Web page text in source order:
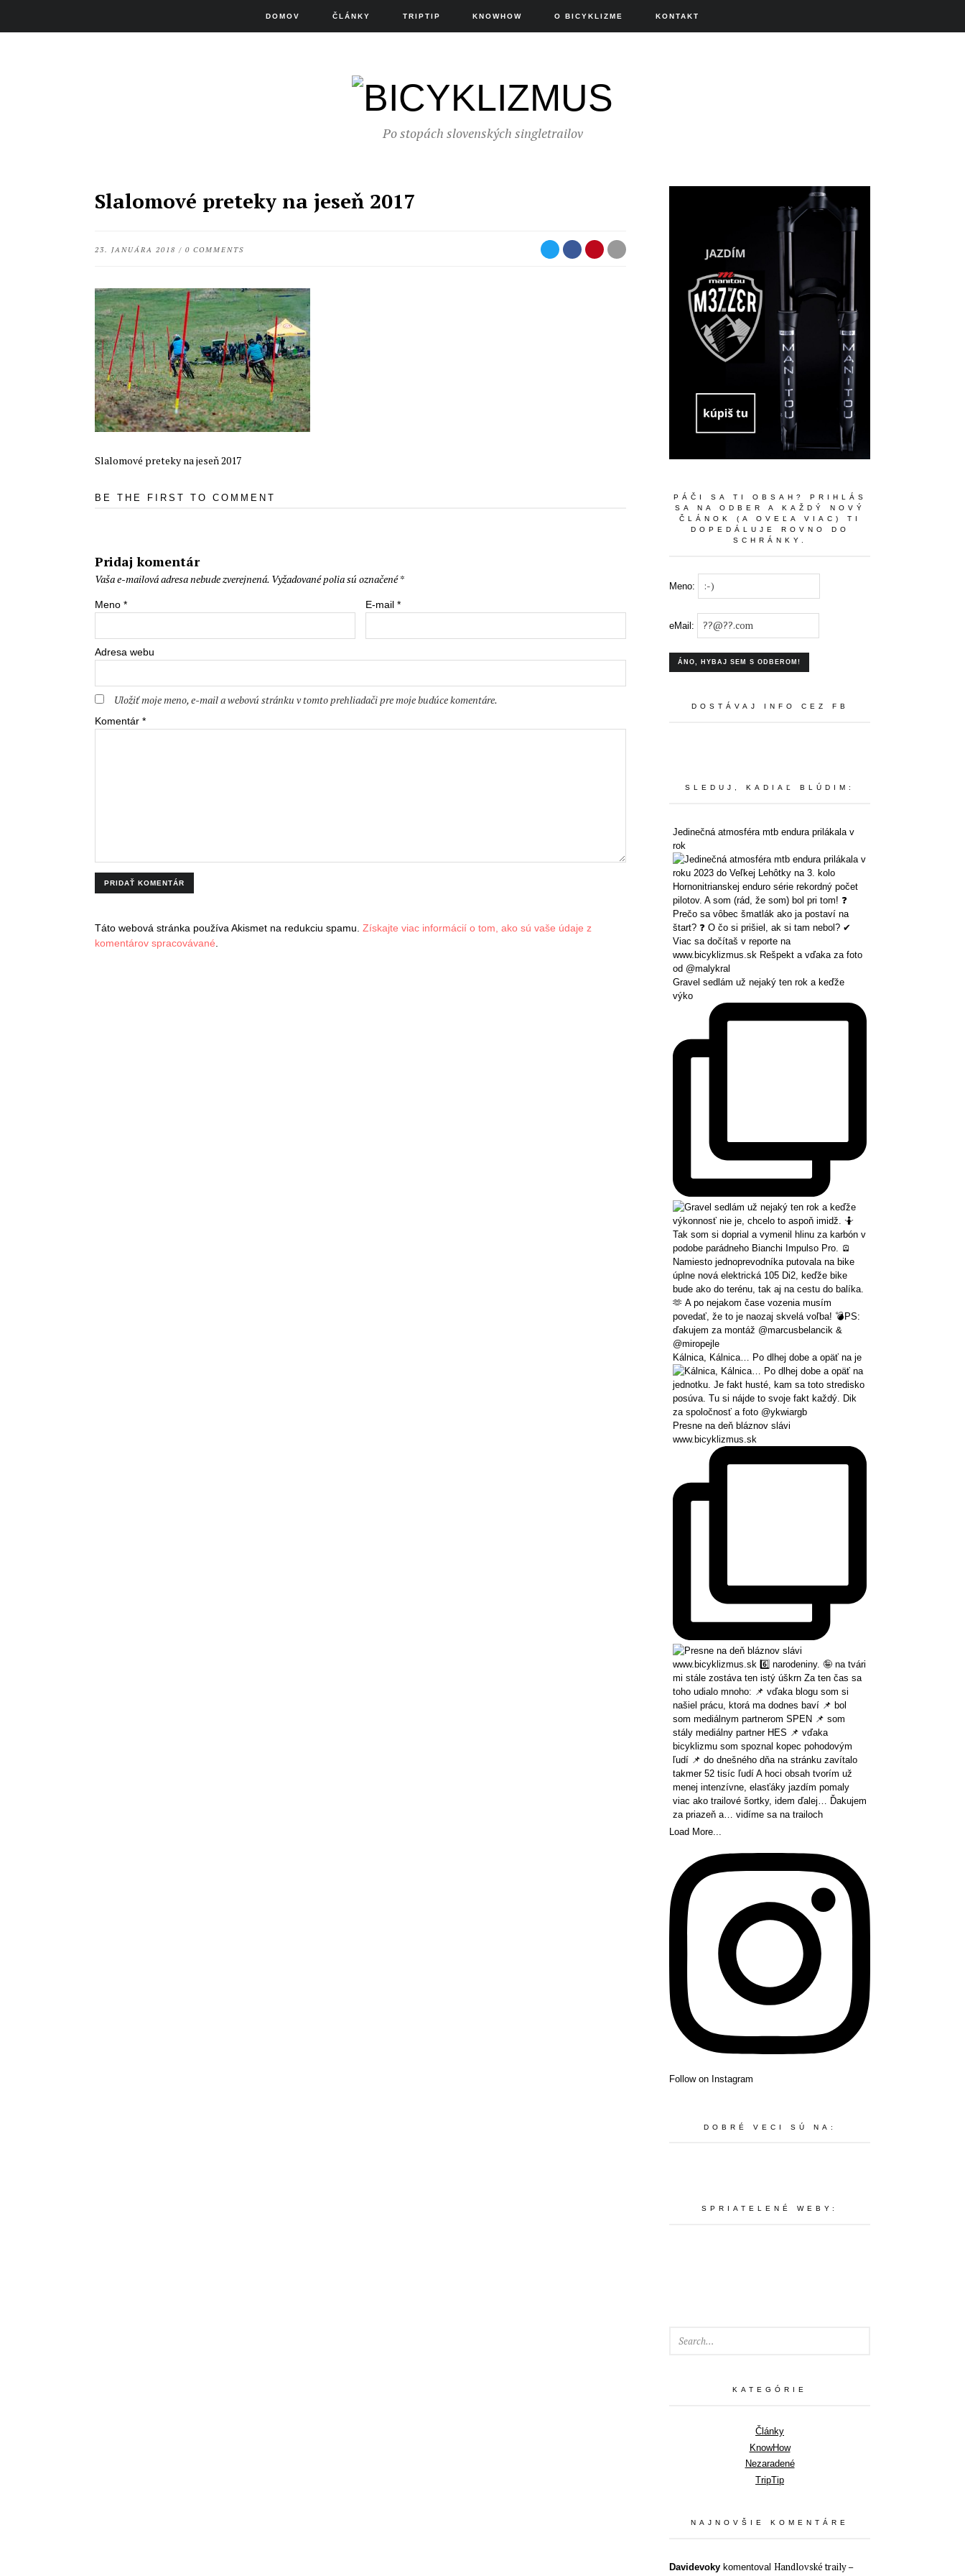
DOMOV ČLÁNKY TRIPTIP KNOWHOW O BICYKLIZME KONTAKT
Po stopách slovenských singletrailov
Slalomové preteky na jeseň 2017
23. JANUÁRA 2018 / 0 COMMENTS
Slalomové preteky na jeseň 2017
BE THE FIRST TO COMMENT
Pridaj komentár
Vaša e-mailová adresa nebude zverejnená. Vyžadované polia sú označené*
Meno * E-mail*
Adresa webu
Uložiť moje meno, e-mail a webovú stránku v tomto prehliadači pre moje budúce komentáre.
Komentár *
Táto webová stránka používa Akismet na redukciu spamu. Získajte viac informácií o tom, ako sú vaše údaje z
komentárov spracovávané
PÁČI SA TI OBSAH? PRIHLÁS
SA NA ODBER A KAŽDÝ NOVÝ
ČLÁNOK (A OVEĽA VIAC) TI
DOPEDÁLUJE ROVNO DO
SCHRÁNKY.
Meno:
eMail:
DOSTÁVAJ INFO CEZ FB
SLEDUJ, KADIAĽ BLÚDIM:
Jedinečná atmosféra mtb endura prilákala v
rok
Gravel sedlám už nejaký ten rok a keďže
výko
Kálnica, Kálnica… Po dlhej dobe a opäť na je
Presne na deň bláznov slávi
www.bicyklizmus.sk
Load More...
Follow on Instagram
DOBRÉ VECI SÚ NA:
SPRIATELENÉ WEBY:
KATEGÓRIE
Články
KnowHow
Nezaradené
TripTip
NAJNOVŠIE KOMENTÁRE
Davidevoky komentoval Handlovské traily –